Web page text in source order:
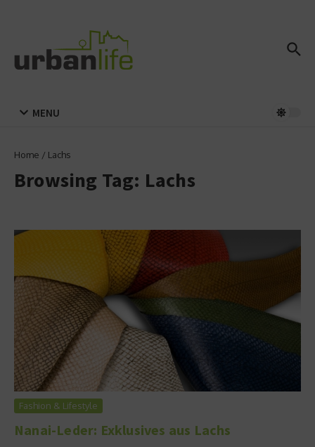
MENU
Home / Lachs
Browsing Tag: Lachs
Fashion & Lifestyle
Nanai-Leder: Exklusives aus Lachs